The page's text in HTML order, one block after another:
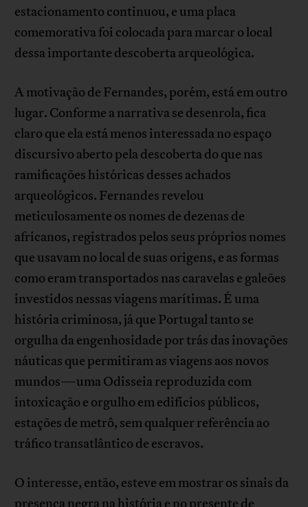
estacionamento continuou, e uma placa
comemorativa foi colocada para marcar o local
dessa importante descoberta arqueológica.
A motivação de Fernandes, porém, está em outro
lugar. Conforme a narrativa se desenrola, fica
claro que ela está menos interessada no espaço
discursivo aberto pela descoberta do que nas
ramificações históricas desses achados
arqueológicos. Fernandes revelou
meticulosamente os nomes de dezenas de
africanos, registrados pelos seus próprios nomes
que usavam no local de suas origens, e as formas
como eram transportados nas caravelas e galeões
investidos nessas viagens marítimas. É uma
história criminosa, já que Portugal tanto se
orgulha da engenhosidade por trás das inovações
náuticas que permitiram as viagens aos novos
mundos—uma Odisseia reproduzida com
intoxicação e orgulho em edifícios públicos,
estações de metrô, sem qualquer referência ao
tráfico transatlântico de escravos.
O interesse, então, esteve em mostrar os sinais da
presença negra na história e no presente de